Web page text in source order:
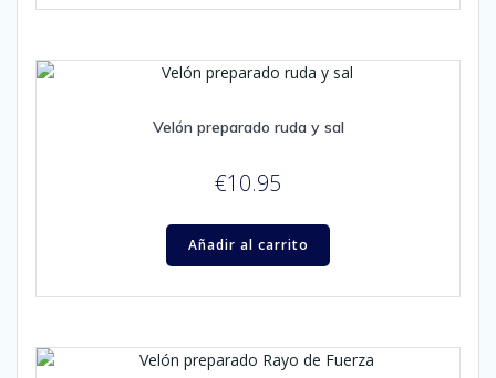
Velón preparado ruda y sal
€10.95
Añadir al carrito